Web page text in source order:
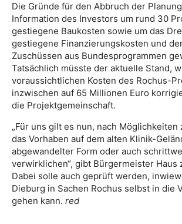
Die Gründe für den Abbruch der
Information des Investors um rund 30
gestiegene Baukosten sowie um das
gestiegene Finanzierungskosten und
Zuschüssen aus Bundesprogrammen
Tatsächlich müsste der aktuelle Stand,
voraussichtlichen Kosten des Rochus-
inzwischen auf 65 Millionen Euro
die Projektgemeinschaft.
„Für uns gilt es nun, nach Möglichkeiten
das Vorhaben auf dem alten Klinik-
abgewandelter Form oder auch
verwirklichen“, gibt Bürgermeister Haus
Dabei solle auch geprüft werden,
Dieburg in Sachen Rochus selbst in die
gehen kann. red